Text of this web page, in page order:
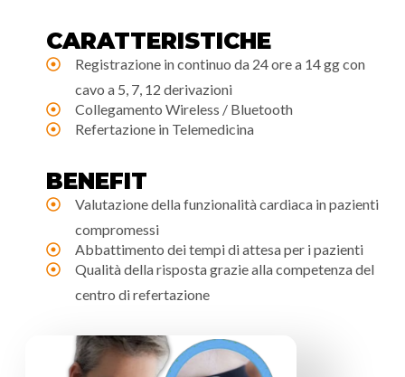
CARATTERISTICHE
Registrazione in continuo da 24 ore a 14 gg con
cavo a 5, 7, 12 derivazioni
Collegamento Wireless / Bluetooth
Refertazione in Telemedicina
BENEFIT
Valutazione della funzionalità cardiaca in pazienti
compromessi
Abbattimento dei tempi di attesa per i pazienti
Qualità della risposta grazie alla competenza del
centro di refertazione